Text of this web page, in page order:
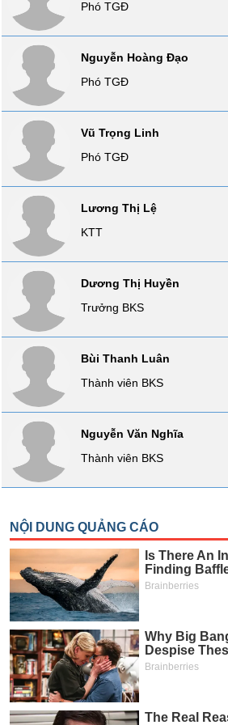
Phó TGĐ
Nguyễn Hoàng Đạo
Phó TGĐ
Vũ Trọng Linh
Phó TGĐ
Lương Thị Lệ
KTT
Dương Thị Huyền
Trưởng BKS
Bùi Thanh Luân
Thành viên BKS
Nguyễn Văn Nghĩa
Thành viên BKS
SÓC
SỨC
KHỎE
CHÍNH
CÔNG
NGHỆ
THÔNG
DỊCH
VỤ
TRUYỀN
THÔNG
TIỆN
BẤT
ĐỘNG
SẢN
Mã
chứng
khoán
(-)